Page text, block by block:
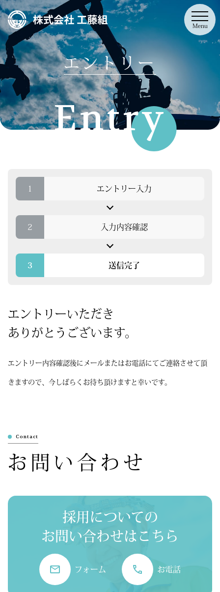
Menu
エントリー
Entry
1 エントリー入力
2 入力内容確認
3 送信完了
エントリーいただき
ありがとうございます。
エントリー内容確認後にメールまたはお電話にてご連絡させて頂
きますので、 今しばらくお待ち頂けますと幸いです。
Contact
お問い合わせ
採用についての
お問い合わせはこちら
フォーム お電話